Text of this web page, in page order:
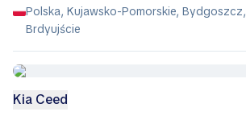
Polska, Kujawsko-Pomorskie, Bydgoszcz,
Brdyujście
Kia Ceed